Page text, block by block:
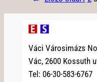
Váci Városimázs
Vác, 2600 Kossuth
Tel: 06-30-583-6767